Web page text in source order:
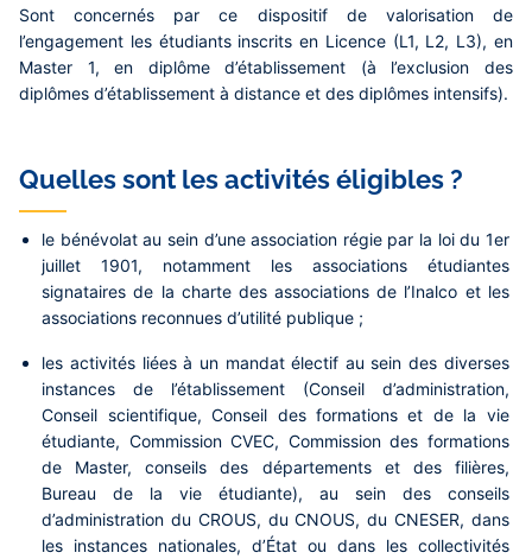
Sont concernés par ce dispositif de valorisation de
l’engagement les étudiants inscrits en Licence (L1, L2, L3), en
Master 1, en diplôme d’établissement (à l’exclusion des
diplômes d’établissement à distance et des diplômes intensifs).
Quelles sont les activités éligibles ?
le bénévolat au sein d’une association régie par la loi du 1er
juillet 1901, notamment les associations étudiantes
signataires de la charte des associations de l’Inalco et les
associations reconnues d’utilité publique ;
les activités liées à un mandat électif au sein des diverses
instances de l’établissement (Conseil d’administration,
Conseil scientifique, Conseil des formations et de la vie
étudiante, Commission CVEC, Commission des formations
de Master, conseils des départements et des filières,
Bureau de la vie étudiante), au sein des conseils
d’administration du CROUS, du CNOUS, du CNESER, dans
les instances nationales, d’État ou dans les collectivités